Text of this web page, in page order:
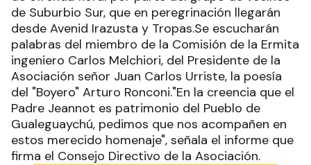
de Suburbio Sur, que en peregrinación llegarán
desde Avenid Irazusta y Tropas.Se escucharán
palabras del miembro de la Comisión de la Ermita
ingeniero Carlos Melchiori, del Presidente de la
Asociación señor Juan Carlos Urriste, la poesía
del "Boyero" Arturo Ronconi."En la creencia que el
Padre Jeannot es patrimonio del Pueblo de
Gualeguaychú, pedimos que nos acompañen en
estos merecido homenaje", señala el informe que
firma el Consejo Directivo de la Asociación.